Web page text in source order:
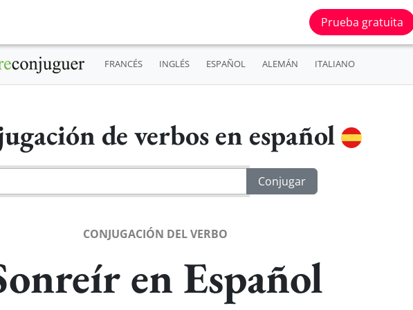
Prueba gratuita
FRANCÉS INGLÉS ESPAÑOL ALEMÁN ITALIANO
de verbos en español
CONJUGACIÓN DEL VERBO
en Español